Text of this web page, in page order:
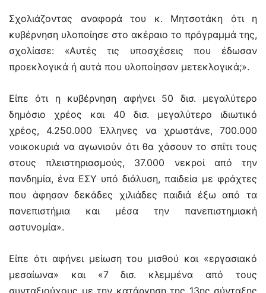
Σχολιάζοντας αναφορά του κ. Μητσοτάκη ότι η
κυβέρνηση υλοποίησε στο ακέραιο το πρόγραμμά της,
σχολίασε: «Αυτές τις υποσχέσεις που έδωσαν
προεκλογικά ή αυτά που υλοποίησαν μετεκλογικά;».
Είπε ότι η κυβέρνηση αφήνει 50 δισ. μεγαλύτερο
δημόσιο χρέος και 40 δισ. μεγαλύτερο ιδιωτικό
χρέος, 4.250.000 Έλληνες να χρωστάνε, 700.000
νοικοκυριά να αγωνιούν ότι θα χάσουν το σπίτι τους
στους πλειστηριασμούς, 37.000 νεκροί από την
πανδημία, ένα ΕΣΥ υπό διάλυση, παιδεία με φράχτες
που άφησαν δεκάδες χιλιάδες παιδιά έξω από τα
πανεπιστήμια και μέσα την πανεπιστημιακή
αστυνομία».
Είπε ότι αφήνει μείωση του μισθού και «εργασιακό
μεσαίωνα» και «7 δισ. κλεμμένα από τους